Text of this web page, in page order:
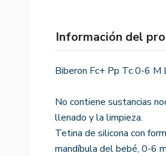
Información del
Biberon Fc+ Pp Tc 0-6
No contiene sustancias
llenado y la limpieza.
Tetina de silicona con
mandíbula del bebé, 0-6